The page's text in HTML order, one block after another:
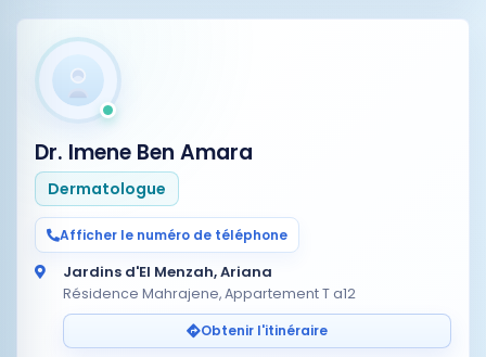
Dr. Imene Ben Amara
Dermatologue
Afficher le numéro de téléphone
Jardins d'El Menzah, Ariana
Résidence Mahrajene, Appartement T a12
Obtenir l'itinéraire